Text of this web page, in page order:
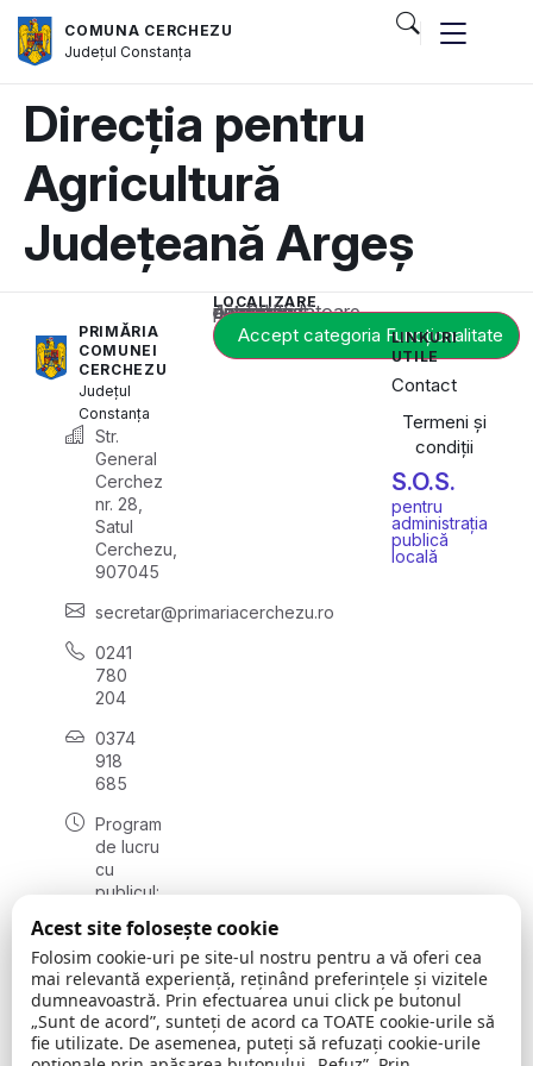
COMUNA CERCHEZU
JudețulConstanța
Direcția pentru
Agricultură
Județeană Argeș
PRIMĂRIA
COMUNEI
CERCHEZU
Județul
Constanța
Str.
General
Cerchez
nr. 28,
Satul
Cerchezu,
907045
secretar@primariacerchezu.ro
0241
780
204
0374
918
685
Program
de lucru
cu
publicul:
08:00 -
16:30
, vineri:
08:00 -
14:00
LOCALIZARE
Acest conținut este blocat până când acceptați categoria corespunzătoare de cookie-uri.
Accept categoria Funcționalitate
LINKURI
UTILE
Contact
Termeni și
condiții
S.O.S.
pentru
administrația
publică
locală
Acest site folosește cookie
Folosim cookie-uri pe site-ul nostru pentru a vă oferi cea
mai relevantă experiență, reținând preferințele și vizitele
dumneavoastră. Prin efectuarea unui click pe butonul
„Sunt de acord”, sunteți de acord ca TOATE cookie-urile să
fie utilizate. De asemenea, puteți să refuzați cookie-urile